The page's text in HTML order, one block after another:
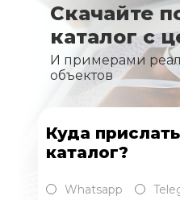
Скачайте
каталог с
И примерами
объектов
Куда
каталог?
Whatsapp